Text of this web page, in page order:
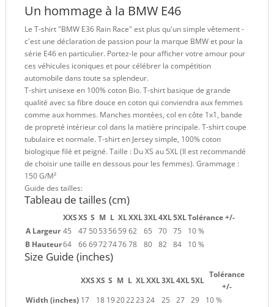
Un hommage à la BMW E46
Le T-shirt "BMW E36 Rain Race" est plus qu'un simple vêtement -
c'est une déclaration de passion pour la marque BMW et pour la
série E46 en particulier. Portez-le pour afficher votre amour pour
ces véhicules iconiques et pour célébrer la compétition
automobile dans toute sa splendeur.
T-shirt unisexe en 100% coton Bio. T-shirt basique de grande
qualité avec sa fibre douce en coton qui conviendra aux femmes
comme aux hommes. Manches montées, col en côte 1x1, bande
de propreté intérieur col dans la matière principale. T-shirt coupe
tubulaire et normale. T-shirt en Jersey simple, 100% coton
biologique filé et peigné. Taille : Du XS au 5XL (Il est recommandé
de choisir une taille en dessous pour les femmes). Grammage :
150 G/M²
Guide des tailles:
Tableau de tailles (cm)
XXSXS S M L XLXXL3XL4XL5XLTolérance +/-
A Largeur 45 47 5053 565962 65 70 75
10 %
B Hauteur64 666972747678 80 82 84 10 %
Size Guide (inches)
XXSXS S M L XLXXL3XL4XL5XL
Tolérance
+/-
Width (inches) 17 18 19202223 24 25 27 29
10 %